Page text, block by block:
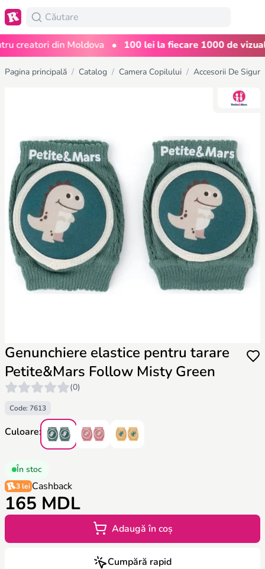
din Moldova • 100 lei la fiecare 1000 de
Pagina principală / Catalog / Camera Copilului / Accesorii De
Genunchiere elastice pentru tarare
Petite&Mars Follow Misty Green
(0)
Code: 7613
Culoare:
În stoc
3 lei Cashback
165 MDL
Adaugă în coș
Cumpără rapid